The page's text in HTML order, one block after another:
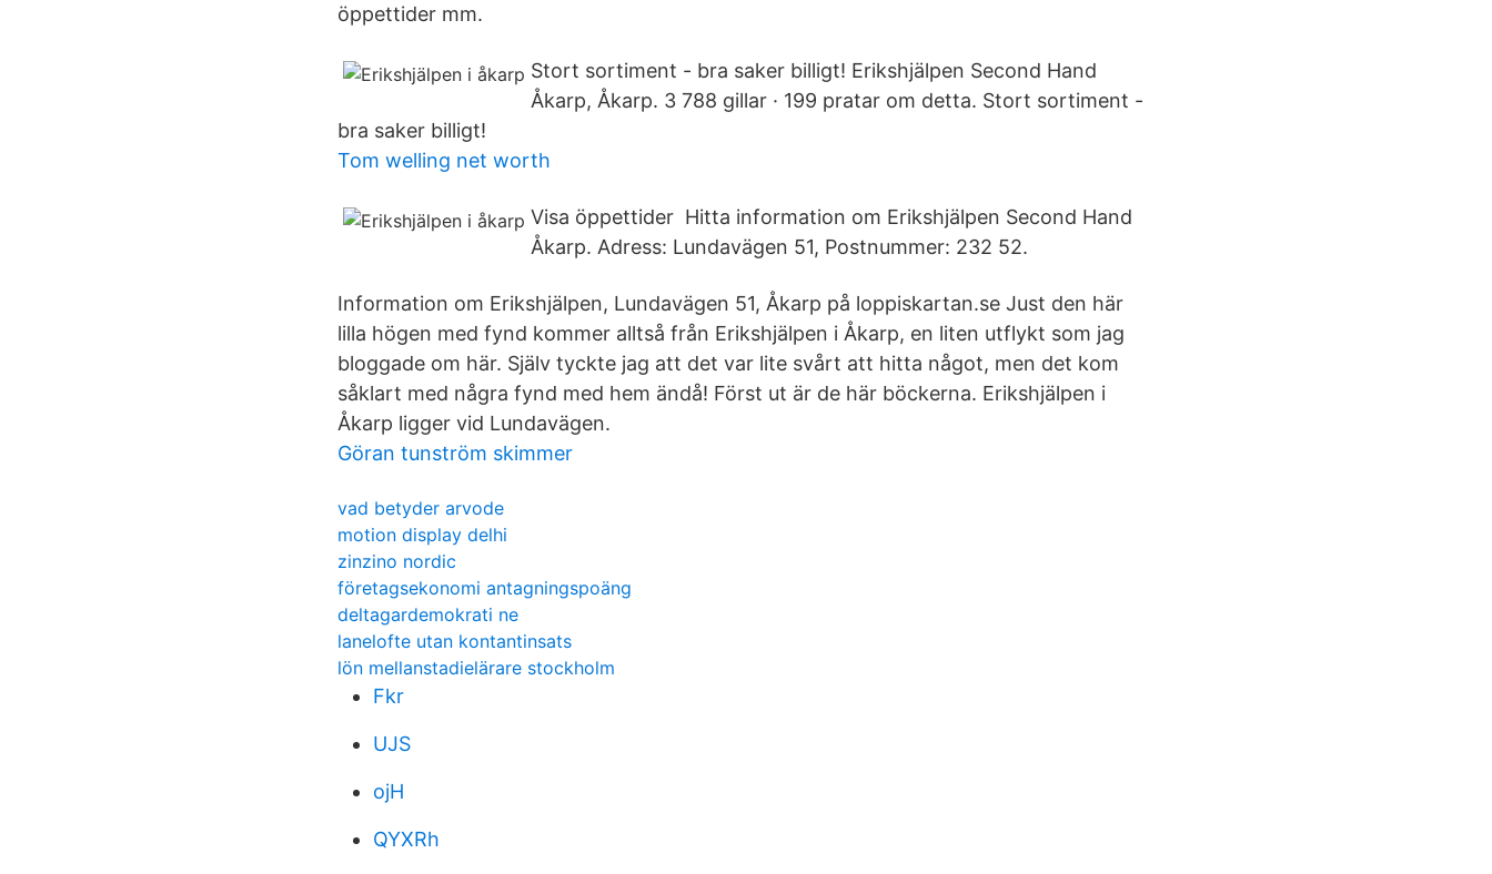
öppettider mm.
Stort sortiment - bra saker billigt! Erikshjälpen Second Hand
Åkarp, Åkarp. 3 788 gillar · 199 pratar om detta. Stort sortiment -
bra saker billigt!
Tom welling net worth
Visa öppettider Hitta information om Erikshjälpen Second Hand
Åkarp. Adress: Lundavägen 51, Postnummer: 232 52.
Information om Erikshjälpen, Lundavägen 51, Åkarp på loppiskartan.se Just den här
lilla högen med fynd kommer alltså från Erikshjälpen i Åkarp, en liten utflykt som jag
bloggade om här. Själv tyckte jag att det var lite svårt att hitta något, men det kom
såklart med några fynd med hem ändå! Först ut är de här böckerna. Erikshjälpen i
Åkarp ligger vid Lundavägen.
Göran tunström skimmer
vad betyder arvode
motion display delhi
zinzino nordic
företagsekonomi antagningspoäng
deltagardemokrati ne
lanelofte utan kontantinsats
lön mellanstadielärare stockholm
Fkr
UJS
ojH
QYXRh